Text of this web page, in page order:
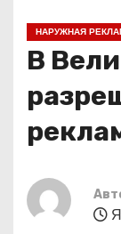
НАРУЖНАЯ
В